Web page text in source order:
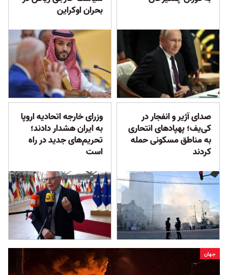
بحران اوکراین
صدای آژیر و انفجار در
کی‌یف؛ پهپادهای انتحاری
به مناطق مسکونی حمله
کردند
وزرای خارجه اتحادیه اروپا
به ایران هشدار دادند؛
تحریم‌های جدید در راه
است
جهان